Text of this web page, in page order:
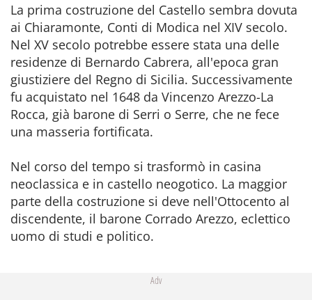
La prima costruzione del Castello sembra dovuta
ai Chiaramonte, Conti di Modica nel XIV secolo.
Nel XV secolo potrebbe essere stata una delle
residenze di Bernardo Cabrera, all'epoca gran
giustiziere del Regno di Sicilia. Successivamente
fu acquistato nel 1648 da Vincenzo Arezzo-La
Rocca, già barone di Serri o Serre, che ne fece
una masseria fortificata.
Nel corso del tempo si trasformò in casina
neoclassica e in castello neogotico. La maggior
parte della costruzione si deve nell'Ottocento al
discendente, il barone Corrado Arezzo, eclettico
uomo di studi e politico.
Adv